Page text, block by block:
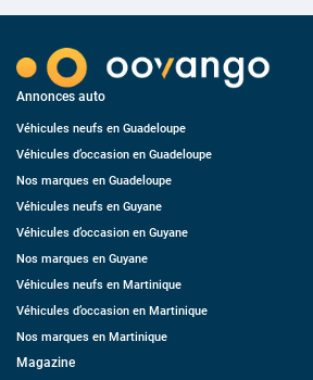
Annonces auto
Véhicules neufs en Guadeloupe
Véhicules d’occasion en Guadeloupe
Nos marques en Guadeloupe
Véhicules neufs en Guyane
Véhicules d’occasion en Guyane
Nos marques en Guyane
Véhicules neufs en Martinique
Véhicules d’occasion en Martinique
Nos marques en Martinique
Magazine